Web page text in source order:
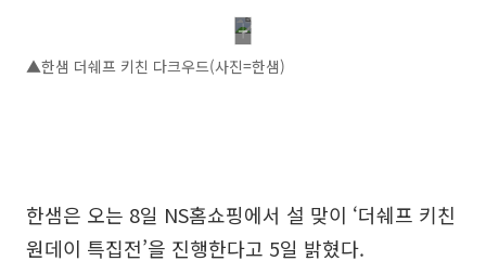
▲한샘 더쉐프 키친 다크우드(사진=한샘)
한샘은 오는 8일 NS홈쇼핑에서 설 맞이 ‘더쉐프 키친
원데이 특집전’을 진행한다고 5일 밝혔다.